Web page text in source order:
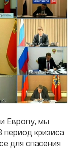
Европу, мы
кризиса
для спасения